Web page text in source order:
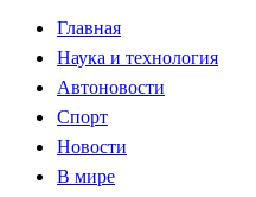
PrimaryГлавная
Наука и технология
Автоновости
Спорт
Новости
В мире